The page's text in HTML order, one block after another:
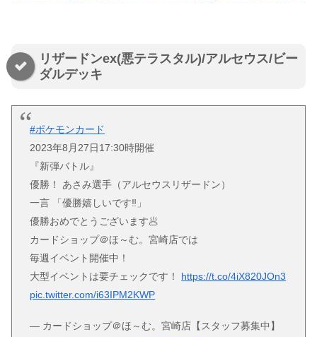
リザードンex(悪テラスタル)/アルセウス/ビー
ダルデッキ
#ポケモンカード
2023年8月27日17:30時開催
『新弾バトル』
優勝！ あさみ選手（アルセウスリザードン）
一言 「優勝嬉しいです‼️」
優勝おめでとうございます🥟
カードショップ＠ほ～む。宮崎店では
毎週イベント開催中！
大型イベントは要チェックです！ https://t.co/4iX820JOn3
pic.twitter.com/i63IPM2KWP
— カードショップ＠ほ～む。宮崎店【スタッフ募集中】